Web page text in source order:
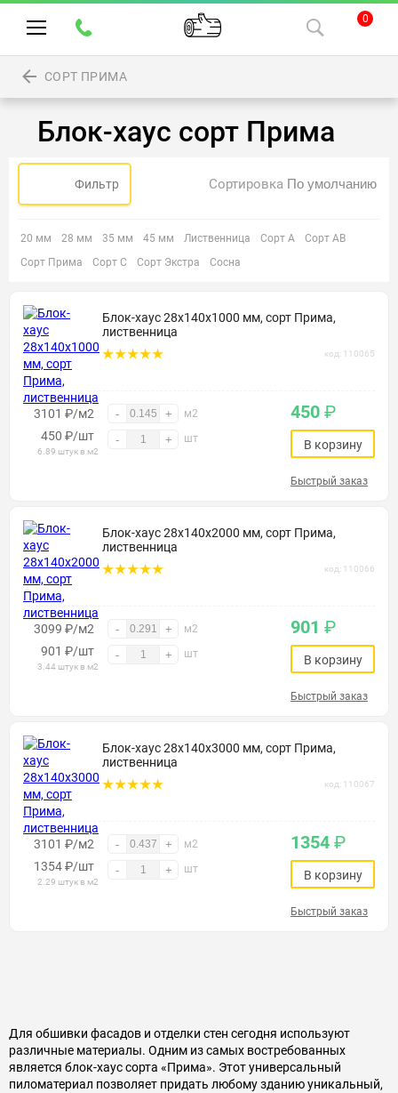
0
СОРТ ПРИМА
Блок-хаус сорт Прима
Фильтр Сортировка
20 мм 28 мм 35 мм 45 мм Лиственница Сорт А
Сорт АВ
Сорт Прима
Сорт С Сорт Экстра Сосна
Блок-хаус 28х140х1000 мм, сорт Прима,
лиственница
код: 110065
3101 ₽/м2 - + м2
450 ₽/шт
6.89 штук в м2
- + шт
450 ₽
В корзину
Быстрый заказ
Блок-хаус 28х140х2000 мм, сорт Прима,
лиственница
код: 110066
3099 ₽/м2 - + м2
901 ₽/шт
3.44 штук в м2
- + шт
901 ₽
В корзину
Быстрый заказ
Блок-хаус 28х140х3000 мм, сорт Прима,
лиственница
код: 110067
3101 ₽/м2 - + м2
1354₽/шт
2.29 штук в м2
- + шт
1354 ₽
В корзину
Быстрый заказ
Для обшивки фасадов и отделки стен сегодня используют
различные материалы. Одним из самых востребованных
является блок-хаус сорта «Прима». Этот универсальный
пиломатериал позволяет придать любому зданию уникальный,